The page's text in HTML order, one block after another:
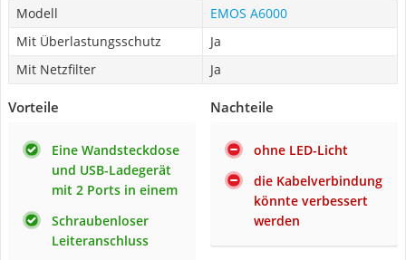
Modell
EMOS A6000
Mit Überlastungsschutz
Ja
Mit Netzfilter
Ja
Vorteile
Eine Wandsteckdose
und USB-Ladegerät
mit 2 Ports in einem
Schraubenloser
Leiteranschluss
Nachteile
ohne LED-Licht
die Kabelverbindung
könnte verbessert
werden